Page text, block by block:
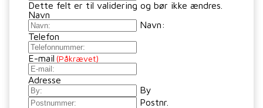
Dette felt er til validering og bør ikke ændres.
Navn
Navn:
Telefon
E-mail (Påkrævet)
Adresse
By
Postnr.